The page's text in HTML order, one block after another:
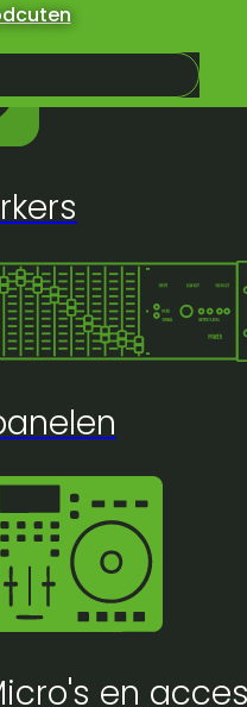
en
wind
270 (max